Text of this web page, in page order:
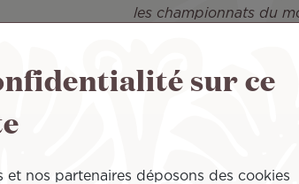
les championnats du
de Los
accessible avec
déterminante
montrer
en force. Si mon
sur ce
et nos partenaires déposons des cookies